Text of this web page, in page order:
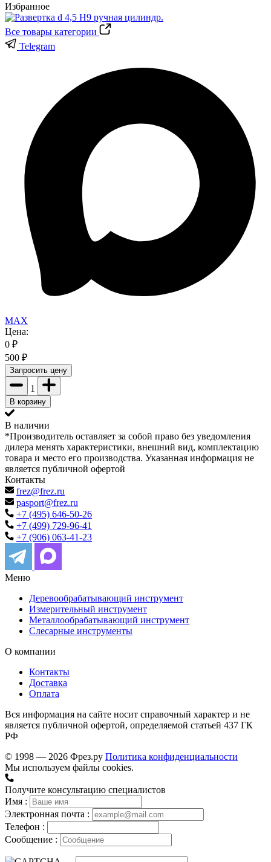
Избранное
Все товары категории
Telegram
MAX
Цена:
0 ₽
500 ₽
Запросить цену
1
В корзину
В наличии
*Производитель оставляет за собой право без уведомления
дилера менять характеристики, внешний вид, комплектацию
товара и место его производства. Указанная информация не
является публичной офертой
Контакты
frez@frez.ru
pasport@frez.ru
+7 (495) 646-50-26
+7 (499) 729-96-41
+7 (906) 063-41-23
Меню
Деревообрабатывающий инструмент
Измерительный инструмент
Металлообрабатывающий инструмент
Слесарные инструменты
О компании
Контакты
Доставка
Оплата
Вся информация на сайте носит справочный характер и не
является публичной офертой, определяемой статьей 437 ГК
РФ
© 1998 — 2026 Фрез.ру Политика конфиденциальности
Мы используем файлы cookies.
Получите консультацию специалистов
Имя :
Электронная почта :
Телефон :
Сообщение :